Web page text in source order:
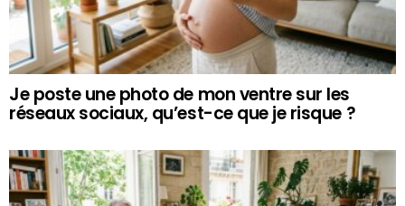
Je poste une photo de mon ventre sur les
réseaux sociaux, qu’est-ce que je risque ?